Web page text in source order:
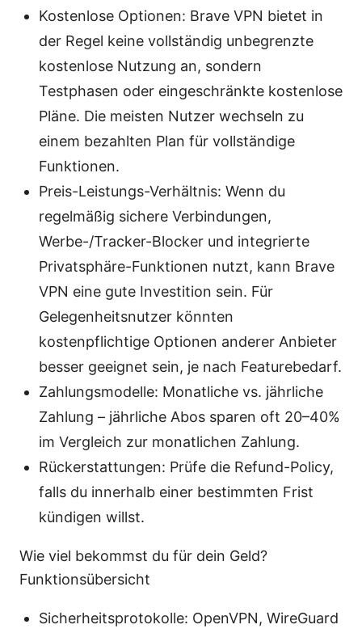
Kostenlose Optionen: Brave VPN bietet in
der Regel keine vollständig unbegrenzte
kostenlose Nutzung an, sondern
Testphasen oder eingeschränkte kostenlose
Pläne. Die meisten Nutzer wechseln zu
einem bezahlten Plan für vollständige
Funktionen.
Preis-Leistungs-Verhältnis: Wenn du
regelmäßig sichere Verbindungen,
Werbe-/Tracker-Blocker und integrierte
Privatsphäre-Funktionen nutzt, kann Brave
VPN eine gute Investition sein. Für
Gelegenheitsnutzer könnten
kostenpflichtige Optionen anderer Anbieter
besser geeignet sein, je nach Featurebedarf.
Zahlungsmodelle: Monatliche vs. jährliche
Zahlung – jährliche Abos sparen oft 20–40%
im Vergleich zur monatlichen Zahlung.
Rückerstattungen: Prüfe die Refund-Policy,
falls du innerhalb einer bestimmten Frist
kündigen willst.
Wie viel bekommst du für dein Geld?
Funktionsübersicht
Sicherheitsprotokolle: OpenVPN, WireGuard